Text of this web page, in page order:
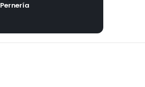
Pernería